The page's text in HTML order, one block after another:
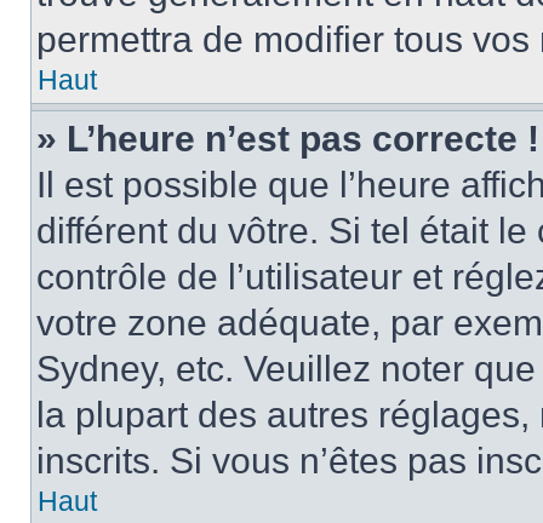
permettra de modifier tous
Haut
» L’heure n’est pas correcte !
Il est possible que l’heure
différent du vôtre. Si tel était
contrôle de l’utilisateur et
votre zone adéquate, par
Sydney, etc. Veuillez noter
la plupart des autres réglages,
inscrits. Si vous n’êtes pas
Haut